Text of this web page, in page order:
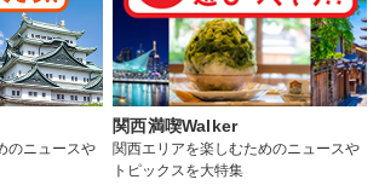
のニュースや
関西満喫Walker
関西エリアを楽しむためのニュースや
トピックスを大特集